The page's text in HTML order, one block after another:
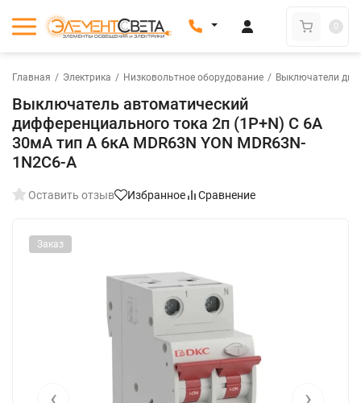
0
Главная / Электрика / Низковольтное оборудование / Выключатели
Выключатель автоматический
дифференциального тока 2п (1P+N) C 6А
30мА тип A 6кА MDR63N YON MDR63N-
1N2C6-A
Оставить отзыв Избранное Сравнение
Заказ
‹ ›